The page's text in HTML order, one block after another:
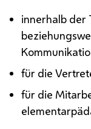
innerhalb der
für die
für die